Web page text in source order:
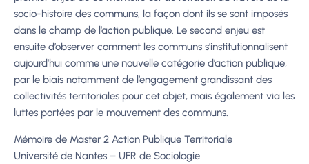
socio-histoire des communs, la façon dont ils se sont imposés
dans le champ de l’action publique. Le second enjeu est
ensuite d’observer comment les communs s’institutionnalisent
aujourd’hui comme une nouvelle catégorie d’action publique,
par le biais notamment de l’engagement grandissant des
collectivités territoriales pour cet objet, mais également via les
luttes portées par le mouvement des communs.
Mémoire de Master 2 Action Publique Territoriale
Université de Nantes – UFR de Sociologie